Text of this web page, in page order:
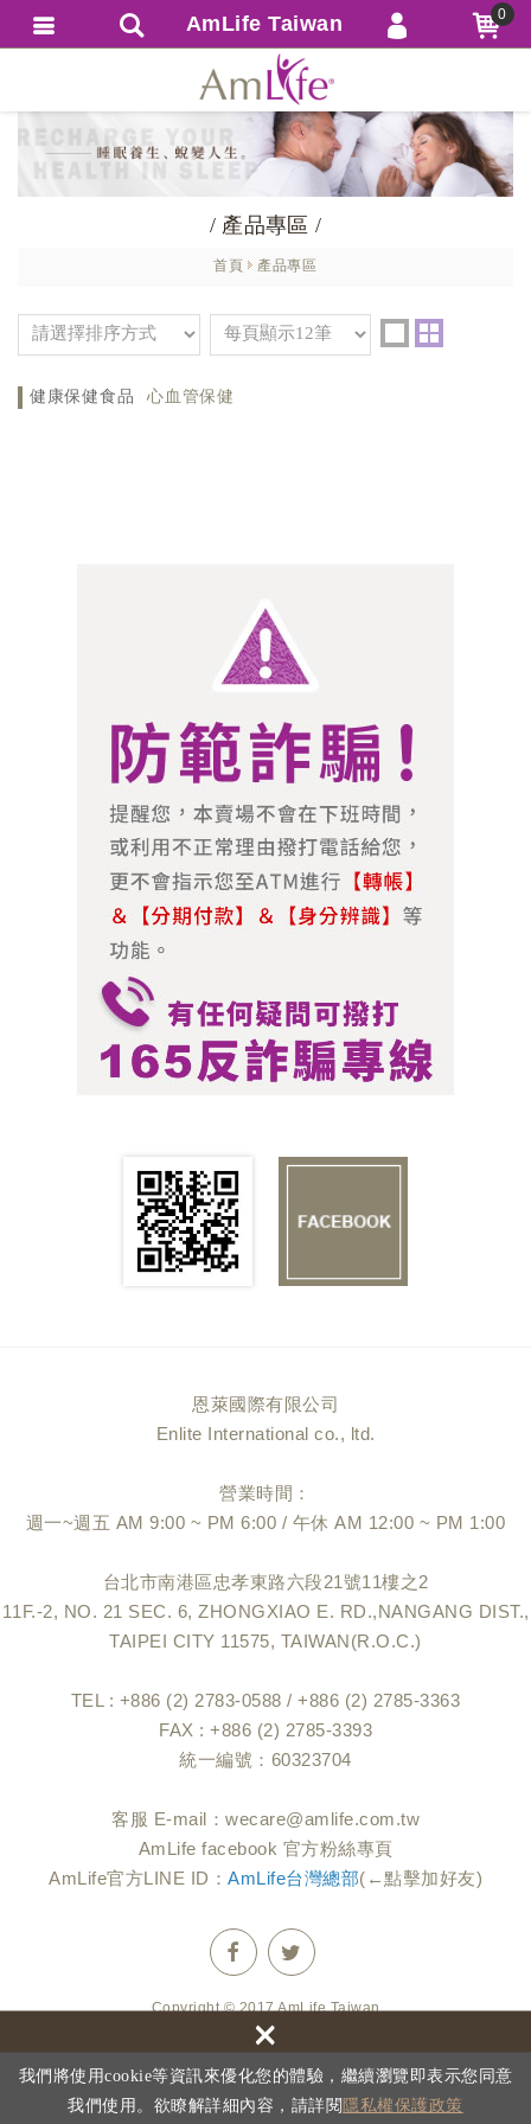
我們將使用cookie等資訊來優化您的體驗，繼續瀏覽即表示您同意
我們使用。欲瞭解詳細內容，請詳閱 隱私權保護政策
×
/ 產品專區 /
首頁 產品專區
健康保健食品 心血管保健
恩萊國際有限公司
Enlite International co., ltd.
營業時間：
週一~週五 AM 9:00 ~ PM 6:00 / 午休 AM 12:00 ~ PM 1:00
台北市南港區忠孝東路六段21號11樓之2
11F.-2, NO. 21 SEC. 6, ZHONGXIAO E. RD.,NANGANG DIST.,
TAIPEI CITY 11575, TAIWAN(R.O.C.)
TEL : +886 (2) 2783-0588 / +886 (2) 2785-3363
FAX : +886 (2) 2785-3393
統一編號：60323704
客服 E-mail： wecare@amlife.com.tw
AmLife facebook 官方粉絲專頁
AmLife官方LINE ID： AmLife台灣總部(←點擊加好友)
Copyright © 2017 AmLife Taiwan
網頁設計 : 新視野
隱私權保護政策
AmLife Taiwan 0
會員登入
會員註冊
忘記密碼
繁體中文